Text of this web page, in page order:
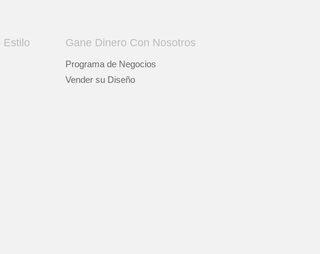
Estilo Gane Dinero Con Nosotros
Programa de Negocios
Vender su Diseño